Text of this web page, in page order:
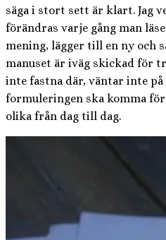
säga i stort sett är klart. Jag
förändras varje gång man
mening, lägger till en ny och
manuset är iväg skickad för
inte fastna där, väntar inte
formuleringen ska komma
olika från dag till dag.